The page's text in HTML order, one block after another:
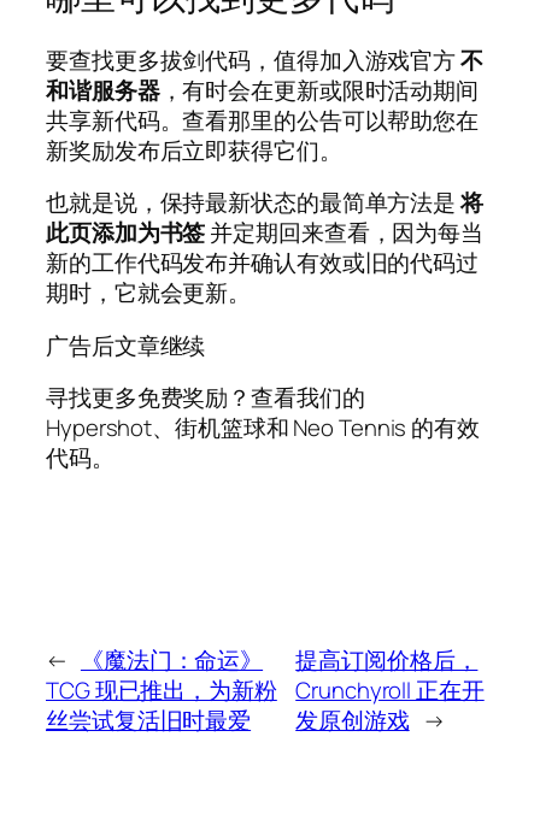
要查找更多拔剑代码，值得加入游戏官方不
和谐服务器，有时会在更新或限时活动期间
共享新代码。查看那里的公告可以帮助您在
新奖励发布后立即获得它们。
也就是说，保持最新状态的最简单方法是将
此页添加为书签并定期回来查看，因为每当
新的工作代码发布并确认有效或旧的代码过
期时，它就会更新。
广告后文章继续
寻找更多免费奖励？查看我们的
Hypershot、街机篮球和 Neo Tennis 的有效
代码。
←
《魔法门：命运》
TCG 现已推出，为新粉
丝尝试复活旧时最爱
提高订阅价格后，
Crunchyroll 正在开
发原创游戏 →